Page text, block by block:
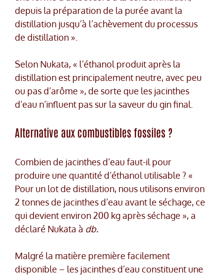
depuis la préparation de la purée avant la
distillation jusqu’à l’achèvement du processus
de distillation ».
Selon Nukata, « l’éthanol produit après la
distillation est principalement neutre, avec peu
ou pas d’arôme », de sorte que les jacinthes
d’eau n’influent pas sur la saveur du gin final.
Alternative aux combustibles fossiles ?
Combien de jacinthes d’eau faut-il pour
produire une quantité d’éthanol utilisable ? «
Pour un lot de distillation, nous utilisons environ
2 tonnes de jacinthes d’eau avant le séchage, ce
qui devient environ 200 kg après séchage », a
déclaré Nukata à db.
Malgré la matière première facilement
disponible – les jacinthes d’eau constituent une